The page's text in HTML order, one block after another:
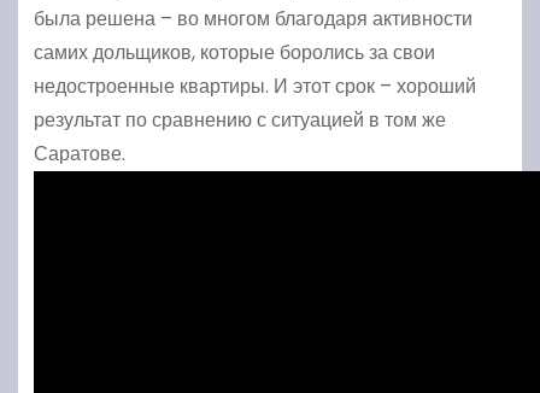
была решена – во многом благодаря активности
самих дольщиков, которые боролись за свои
недостроенные квартиры. И этот срок – хороший
результат по сравнению с ситуацией в том же
Саратове.